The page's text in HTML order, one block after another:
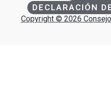
DECLARACIÓN
Copyright © 2026